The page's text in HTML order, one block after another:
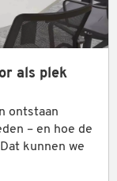
als plek
ontstaan
– en hoe de
kunnen we